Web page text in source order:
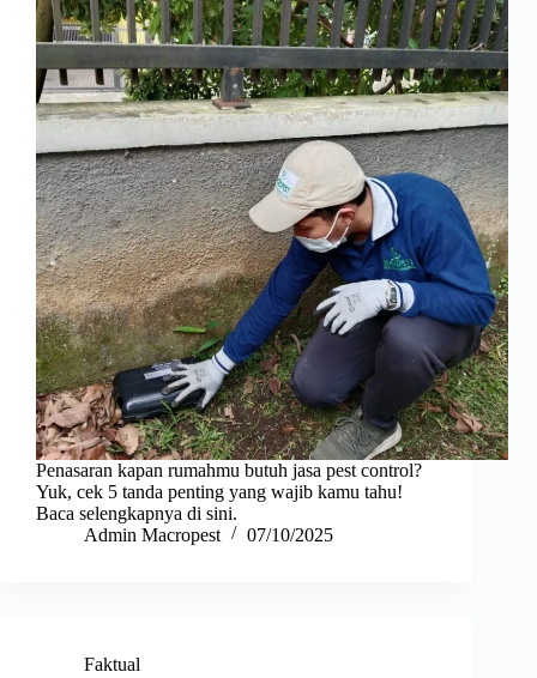
Penasaran kapan rumahmu butuh jasa pest control?
Yuk, cek 5 tanda penting yang wajib kamu tahu!
Baca selengkapnya di sini.
Admin Macropest
07/10/2025
Faktual